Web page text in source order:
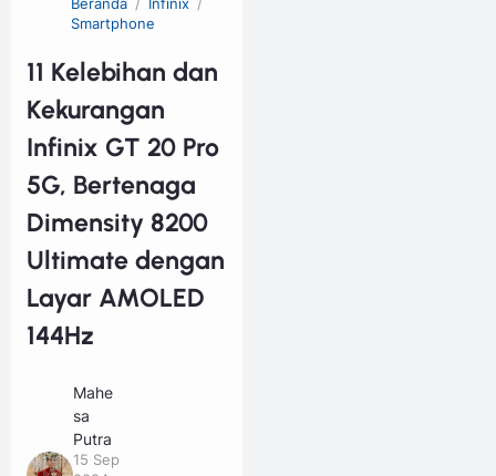
Beranda
Infinix
Smartphone
11 Kelebihan dan
Kekurangan
Infinix GT 20 Pro
5G, Bertenaga
Dimensity 8200
Ultimate dengan
Layar AMOLED
144Hz
Mahe
sa
Putra
15 Sep